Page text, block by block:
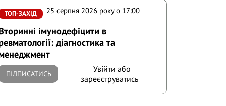
ТОП-ЗАХІД 25 серпня 2026 року o 17:00
імунодефіцити в
діагностика та
ПІДПИСАТИСЬ Увійти або
зареєструватись